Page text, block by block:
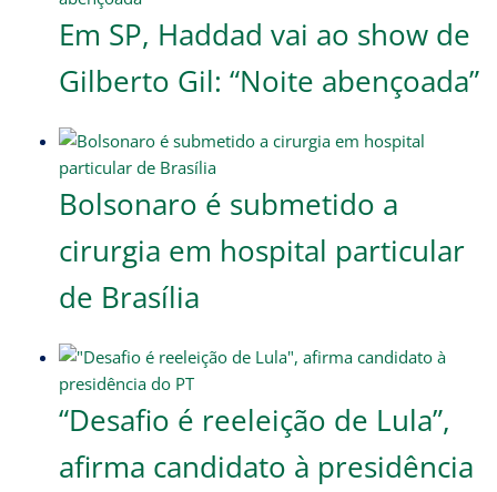
Em SP, Haddad vai ao show de
Gilberto Gil: “Noite abençoada”
Bolsonaro é submetido a
cirurgia em hospital particular
de Brasília
“Desafio é reeleição de Lula”,
afirma candidato à presidência